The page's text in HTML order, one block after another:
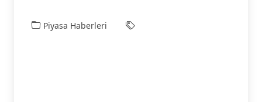
Piyasa Haberleri